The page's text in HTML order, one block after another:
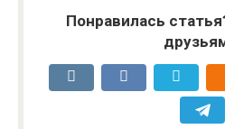
Понравилась